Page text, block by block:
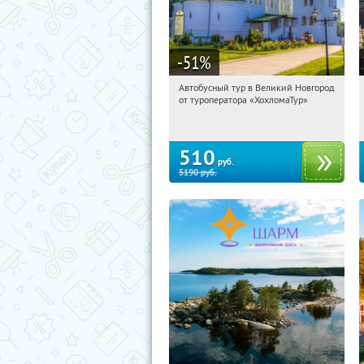
-51%
07:35:01 Купили:2
Автобусный тур в Великий Новгород
от туроператора «ХохломаТур»
510 руб.
5190руб.